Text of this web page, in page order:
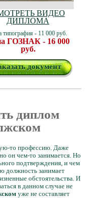
ВИДЕО
ДИПЛОМА
типография - 11 000 руб.
ГОЗНАК - 16 000
руб.
документ
диплом
то профессию. Даже
он чем-то занимается. Но
подтверждения, и чем
должность занимает
обстоятельства. И
в данном случае не
уже не составляет